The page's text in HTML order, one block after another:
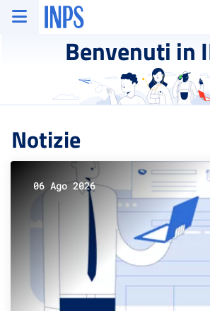
Vai al menu principale
Vai al contenuto principale
Vai al pie' di pagina
INPS ()
Benvenuti in
Notizie
06 Ago 2026